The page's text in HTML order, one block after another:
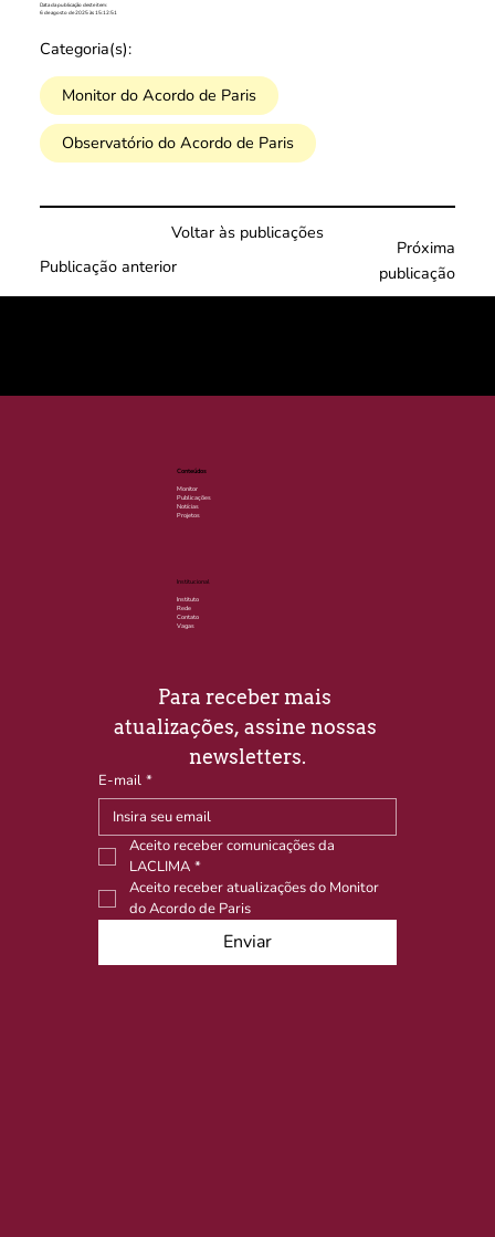
Data da publicação deste item:
6 de agosto de 2025 às 15:12:51
Categoria(s):
Monitor do Acordo de Paris
Observatório do Acordo de Paris
Voltar às publicações
Publicação anterior
Próxima
publicação
Conteúdos
Monitor
Publicações
Notícias
Projetos
Institucional
Instituto
Rede
Contato
Vagas
Para receber mais
atualizações, assine nossas
newsletters.
E-mail *
Aceito receber comunicações da
LACLIMA *
Aceito receber atualizações do Monitor
do Acordo de Paris
Enviar